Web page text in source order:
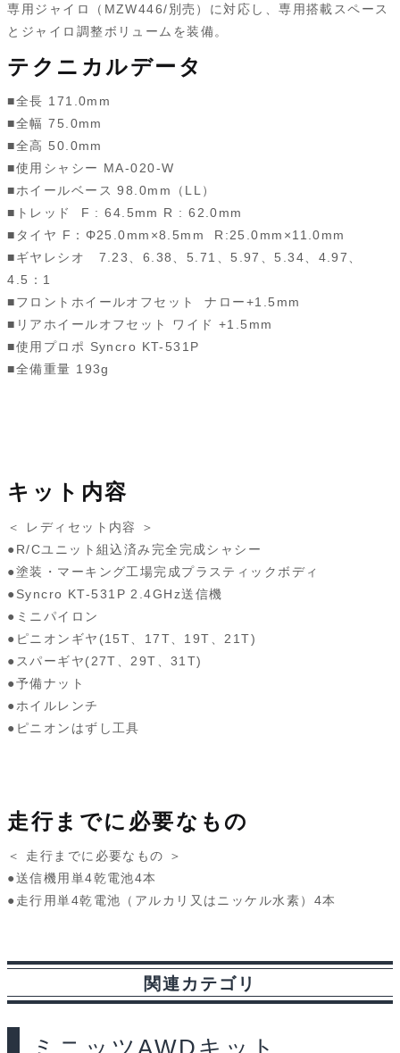
専用ジャイロ（MZW446/別売）に対応し、専用搭載スペース
とジャイロ調整ボリュームを装備。
テクニカルデータ
■全長 171.0mm
■全幅 75.0mm
■全高 50.0mm
■使用シャシー MA-020-W
■ホイールベース 98.0mm（LL）
■トレッド F : 64.5mm R : 62.0mm
■タイヤ F：Φ25.0mm×8.5mm R:25.0mm×11.0mm
■ギヤレシオ 7.23、6.38、5.71、5.97、5.34、4.97、
4.5：1
■フロントホイールオフセット ナロー+1.5mm
■リアホイールオフセット ワイド +1.5mm
■使用プロポ Syncro KT-531P
■全備重量 193g
キット内容
＜ レディセット内容 ＞
●R/Cユニット組込済み完全完成シャシー
●塗装・マーキング工場完成プラスティックボディ
●Syncro KT-531P 2.4GHz送信機
●ミニパイロン
●ピニオンギヤ(15T、17T、19T、21T)
●スパーギヤ(27T、29T、31T)
●予備ナット
●ホイルレンチ
●ピニオンはずし工具
走行までに必要なもの
＜ 走行までに必要なもの ＞
●送信機用単4乾電池4本
●走行用単4乾電池（アルカリ又はニッケル水素）4本
関連カテゴリ
ミニッツAWDキット